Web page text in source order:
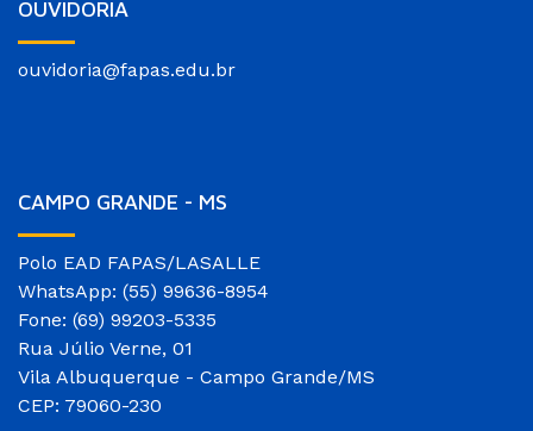
OUVIDORIA
ouvidoria@fapas.edu.br
CAMPO GRANDE - MS
Polo EAD FAPAS/LASALLE
WhatsApp: (55) 99636-8954
Fone: (69) 99203-5335
Rua Júlio Verne, 01
Vila Albuquerque - Campo Grande/MS
CEP: 79060-230